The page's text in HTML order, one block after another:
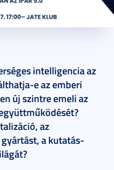
intelligencia az
e az emberi
új szintre emeli az
az
a kutatás-